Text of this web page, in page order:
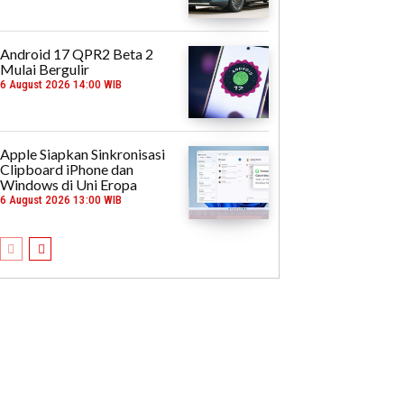
Android 17 QPR2 Beta 2
Mulai Bergulir
6 August 2026 14:00 WIB
Apple Siapkan Sinkronisasi
Clipboard iPhone dan
Windows di Uni Eropa
6 August 2026 13:00 WIB